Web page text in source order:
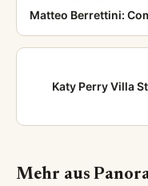
Matteo Berrettini:
Katy Perry Villa
Mehr aus